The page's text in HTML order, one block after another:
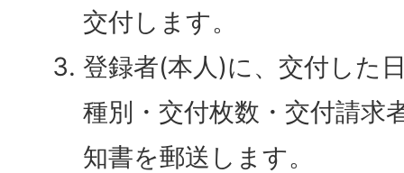
交付します。
登録者(本人)に、交付した
種別・交付枚数・交付請求
知書を郵送します。